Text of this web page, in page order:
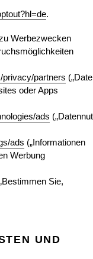
.
Werbezwecken
privacy/partners
oder Apps
ads
ads („Informationen
Werbung
Sie,
UND